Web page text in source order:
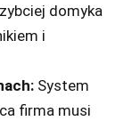
domyka
i
System
firma musi